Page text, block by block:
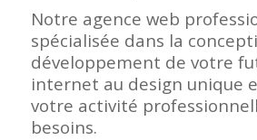
Notre agence web
spécialisée dans la
développement de votre
internet au design unique
votre activité
besoins.